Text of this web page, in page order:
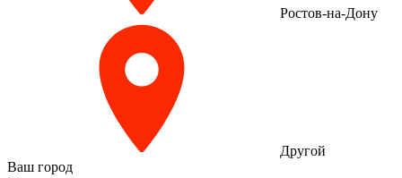
Ростов-на-Дону
Другой
Ваш город